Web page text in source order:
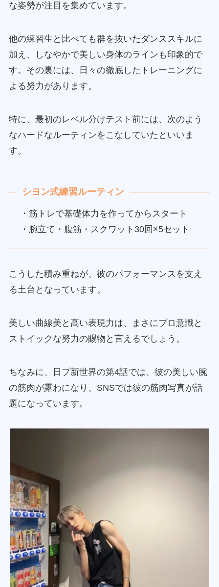
な姿勢が注目を集めています。
他の練習生と比べても群を抜いたダンススキルに
加え、しなやかで美しい身体のラインも印象的で
す。その裏には、日々の徹底したトレーニングに
よる努力があります。
特に、最初のレベル分けテスト前には、次のよう
なハードなルーティンをこなしていたといいま
す。
シヨン式練習ルーティン
・筋トレで基礎体力を作ってからスタート
・腕立て・腹筋・スクワット30回×5セット
こうした積み重ねが、彼のパフォーマンスを支え
る土台となっています。
美しい曲線美と高い表現力は、まさにプロ意識と
ストイックな努力の賜物と言えるでしょう。
ちなみに、日プ新世界の第4話では、彼の美しい腕
の筋肉が露わになり、SNSでは彼の筋肉写真が話
題になっています。